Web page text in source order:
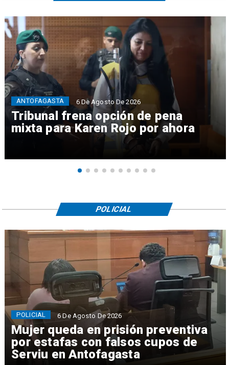
Tribunal frena opción de pena
mixta para Karen Rojo por ahora
ANTOFAGASTA 6 De Agosto De 2026
Mujer queda en prisión preventiva
por estafas con falsos cupos de
Serviu en Antofagasta
POLICIAL 6 De Agosto De 2026
POLICIAL